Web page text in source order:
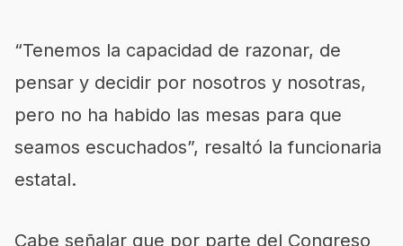
“Tenemos la capacidad de razonar, de
pensar y decidir por nosotros y nosotras,
pero no ha habido las mesas para que
seamos escuchados”, resaltó la funcionaria
estatal.
Cabe señalar que por parte del Congreso